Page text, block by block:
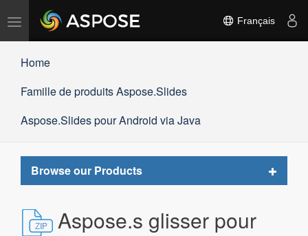
Basculer
Français
Home
Famille de produits Aspose.Slides
Aspose.Slides pour Android via Java
Browse our Products
Toggle
Aspose.s glisser pour